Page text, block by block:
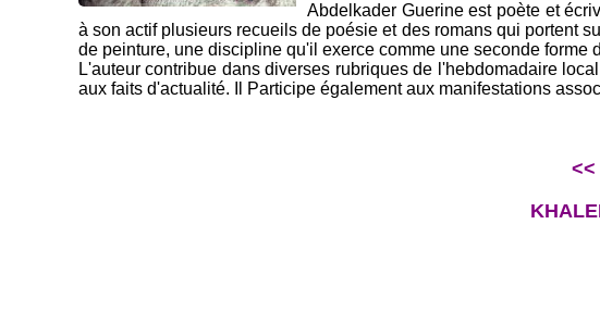
Abdelkader Guerine est poète et
à son actif plusieurs recueils de poésie et des romans qui portent
de peinture, une discipline qu'il exerce comme une seconde forme
L'auteur contribue dans diverses rubriques de l'hebdomadaire
aux faits d'actualité. Il Participe également aux manifestations
<<